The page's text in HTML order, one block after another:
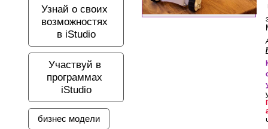
Узнай о своих
возможностях
в iStudio
Участвуй в
программах
iStudio
бизнес модели